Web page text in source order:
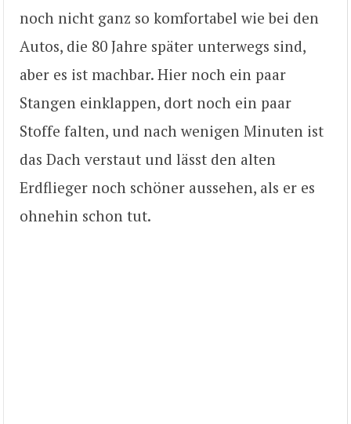
noch nicht ganz so komfortabel wie bei den
Autos, die 80 Jahre später unterwegs sind,
aber es ist machbar. Hier noch ein paar
Stangen einklappen, dort noch ein paar
Stoffe falten, und nach wenigen Minuten ist
das Dach verstaut und lässt den alten
Erdflieger noch schöner aussehen, als er es
ohnehin schon tut.